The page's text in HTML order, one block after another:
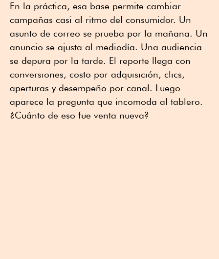
En la práctica, esa base permite cambiar
campañas casi al ritmo del consumidor. Un
asunto de correo se prueba por la mañana. Un
anuncio se ajusta al mediodía. Una audiencia
se depura por la tarde. El reporte llega con
conversiones, costo por adquisición, clics,
aperturas y desempeño por canal. Luego
aparece la pregunta que incomoda al tablero.
¿Cuánto de eso fue venta nueva?